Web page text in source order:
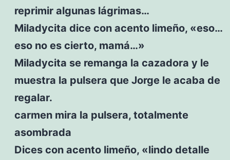
reprimir algunas lágrimas…
Miladycita dice con acento limeño, «eso…
eso no es cierto, mamá…»
Miladycita se remanga la cazadora y le
muestra la pulsera que Jorge le acaba de
regalar.
carmen mira la pulsera, totalmente
asombrada
Dices con acento limeño, «lindo detalle